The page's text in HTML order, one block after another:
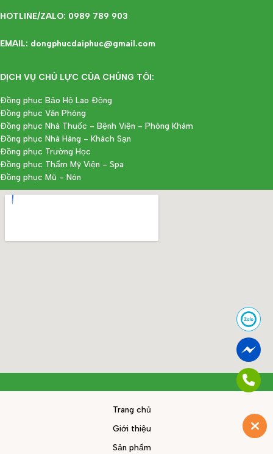
HOTLINE/ZALO: 0989 789 903
EMAIL: dongphucdaiphuc@gmail.com
DỊCH VỤ CHỦ LỰC CỦA CHÚNG TÔI:
Đồng phục Bảo Hộ Lao Động
Đồng phục Văn Phòng
Đồng phục Nhà Thuốc - Bệnh Viện - Phòng Khám
Đồng phục Nhà Hàng - Khách Sạn
Đồng phục Trường Học
Đồng phục Thẩm Mỹ Viện - Spa
Đồng phục Mũ - Nón
Trang chủ
Giới thiệu
Sản phẩm